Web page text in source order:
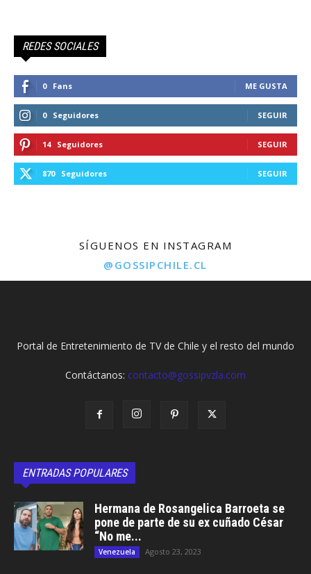
REDES SOCIALES
0 Fans ME GUSTA
0 Seguidores SEGUIR
14 Seguidores SEGUIR
870 Seguidores SEGUIR
SÍGUENOS EN INSTAGRAM
@GOSSIPCHILE.CL
Portal de Entretenimiento de TV de Chile y el resto del mundo
Contáctanos: contacto@gossipvzla.com
ENTRADAS POPULARES
Hermana de Rosangelica Barroeta se
pone de parte de su ex cuñado César
“No me...
Venezuela Agosto 23, 2023